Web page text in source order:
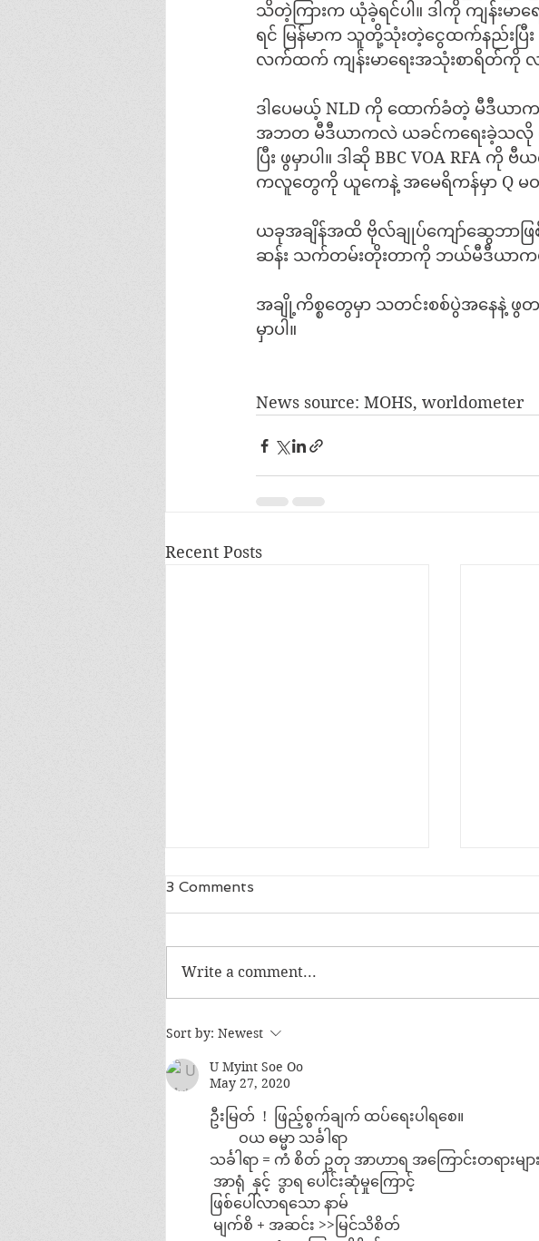
သိတဲ့ကြားက ယုံခဲ့ရင်ပါ။ ဒါကို ကျန်းမ
ရင် မြန်မာက သူတို့သုံးတဲ့ငွေထက်နည်းပြီ
လက်ထက် ကျန်းမာရေးအသုံးစာရိတ်ကို
ဒါပေမယ့် NLD ကို ထောက်ခံတဲ့ မီဒီယ
အဘတ မီဒီယာကလဲ ယခင်ကရေးခဲ့သလို လာ
ပြီး ဖွမှာပါ။ ဒါဆို BBC VOA
ကလူတွေကို ယူကေနဲ့ အမေရိကန်မှာ Q မဝ
ယခုအချိန်အထိ ဗိုလ်ချုပ်ကျော်ဆွေဘာဖြ
ဆန်း သက်တမ်းတိုးတာကို ဘယ်မီဒီယာကမှ မ
အချို့ကိစ္စတွေမှာ သတင်းစစ်ပွဲအနေနဲ့
မှာပါ။
News source: MOHS, worldometer
Recent Posts
အမေစုလွတ်ဖို့ ပေးသော ဖိအား
က ဘာလဲ?
3 Comments
Write a comment...
Sort by: Newest
U Myint Soe Oo
May 27, 2020
ဦးမြတ်  !  ဖြည့်စွက်ချက် ထပ်ရေးပါရစေ။
        ဝယ ဓမ္မာ သင်္ခါရာ
သင်္ခါရာ = ကံ စိတ် ဥတု အာဟာရ အကြောင်းတရားမျ
အာရုံ  နှင့်  ဒွာရ ပေါင်းဆုံမှုကြောင့်
ဖြစ်ပေါ်လာရသော နာမ်
မျက်စိ + အဆင်း >>မြင်သိစိတ်